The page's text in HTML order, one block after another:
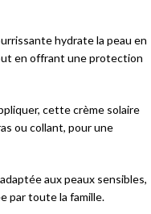
hydrate la peau en
en offrant une protection
cette crème solaire
ou collant, pour une
aux peaux sensibles,
par toute la famille.